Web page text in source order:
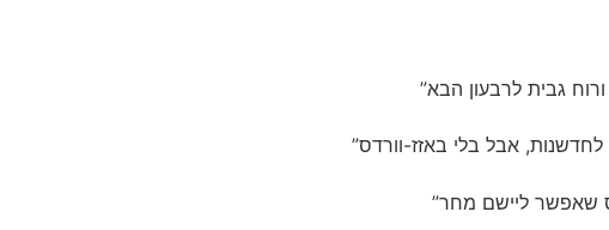
גבית לרבעון הבא”
אבל בלי באזז-וורדס”
שאפשר ליישם מחר”